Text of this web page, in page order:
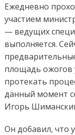
Ежедневно
участием
— ведущих
выполняется.
площадь ожогов
протекать
данный момент
Игорь
Он добавил, что